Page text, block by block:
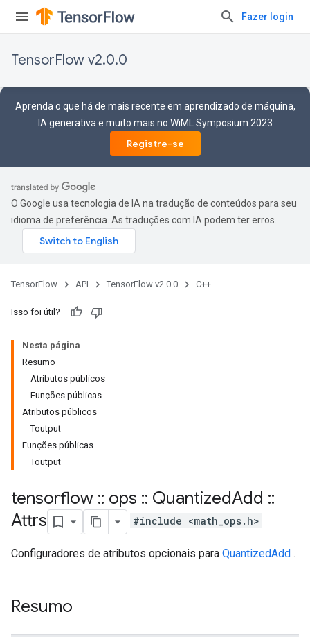
Fazer login
TensorFlow v2.0.0
Aprenda o que há de mais recente em aprendizado de máquina,
IA generativa e muito mais no WiML Symposium 2023
Registre-se
O Google usa tecnologia de IA na tradução de conteúdos para seu
idioma de preferência. As traduções com IA podem ter erros.
TensorFlow API TensorFlow v2.0.0 C++
Isso foi útil?
Nesta página
Resumo
Atributos públicos
Funções públicas
Atributos públicos
Toutput_
Funções públicas
Toutput
tensorflow :: ops :: QuantizedAdd ::
Attrs
#include <math_ops.h>
Configuradores de atributos opcionais para QuantizedAdd .
Resumo